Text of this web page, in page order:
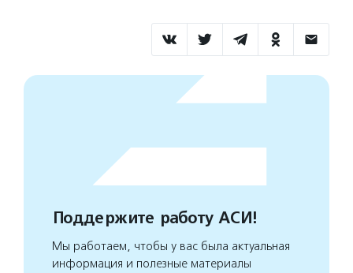
Поддержите работу АСИ!
Мы работаем, чтобы у вас была актуальная
информация и полезные материалы